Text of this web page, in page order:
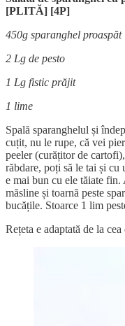
[PLITĂ] [4P]
450g sparanghel proaspăt
2 Lg de pesto
1 Lg fistic prăjit
1 lime
Spală sparanghelul și
cuțit, nu le rupe, că vei
peeler (curățitor de
răbdare, poți să le tai și
e mai bun cu ele tăiate
măsline și toarnă peste
bucățile. Stoarce 1 lim
Rețeta e adaptată de la